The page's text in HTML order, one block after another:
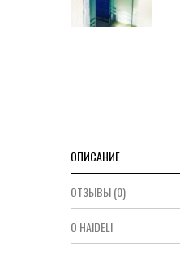
ОПИСАНИЕ
ОТЗЫВЫ (0)
О HAIDELI